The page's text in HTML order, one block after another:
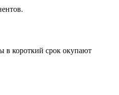
в короткий срок окупают